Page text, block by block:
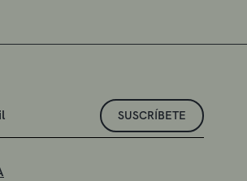
SUSCRÍBETE